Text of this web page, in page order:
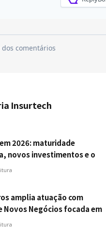
Insurtech
2026: maturidade
novos investimentos e o
amplia atuação com
Novos Negócios focada em
e Seguradoras